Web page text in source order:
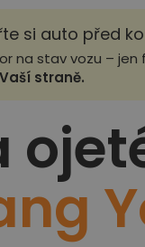
si auto před
na stav vozu –
straně.